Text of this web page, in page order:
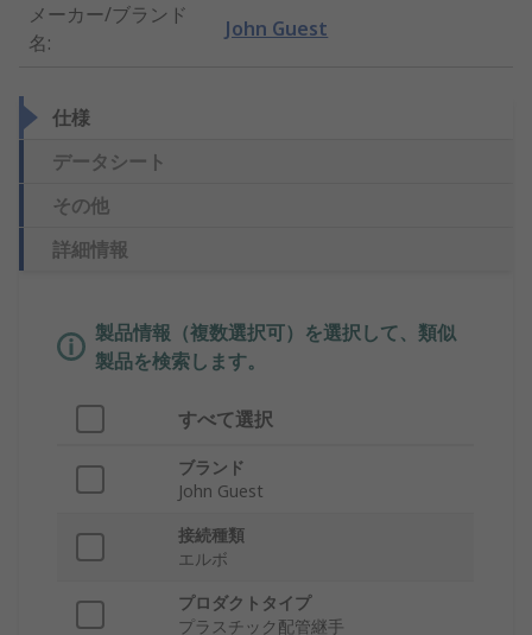
メーカー/ブランド
名:
John Guest
仕様
データシート
その他
詳細情報
製品情報（複数選択可）を選択して、類似
製品を検索します。
すべて選択
ブランド
John Guest
接続種類
エルボ
プロダクトタイプ
プラスチック配管継手